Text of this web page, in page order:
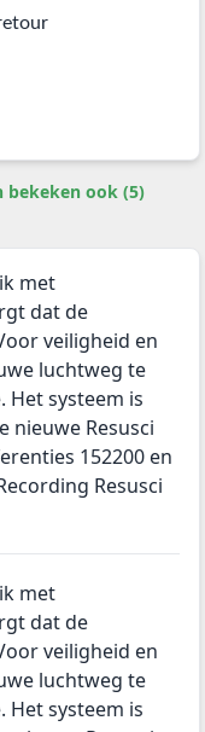
bekeken ook (5)
met
dat de
veiligheid en
luchtweg te
Het systeem is
nieuwe Resusci
152200 en
Resusci
met
dat de
veiligheid en
luchtweg te
Het systeem is